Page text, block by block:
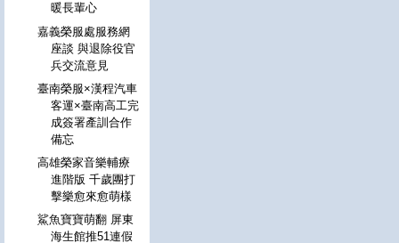
暖長輩心
嘉義榮服處服務網
座談 與退除役官
兵交流意見
臺南榮服×漢程汽車
客運×臺南高工完
成簽署產訓合作
備忘
高雄榮家音樂輔療
進階版 千歲團打
擊樂愈來愈萌樣
鯊魚寶寶萌翻 屏東
海生館推51連假